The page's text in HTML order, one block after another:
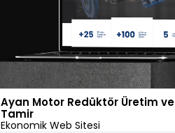
Ayan Motor Redüktör Üretim ve
Tamir
Ekonomik Web Sitesi